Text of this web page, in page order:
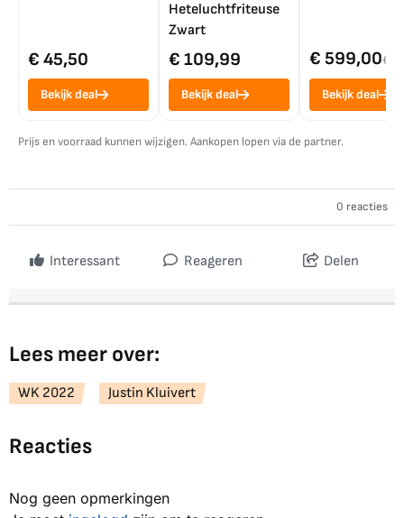
€ 45,50
Bekijk deal
Heteluchtfriteuse
Zwart
€ 109,99
Bekijk deal
€ 599,00€
Bekijk deal
Prijs en voorraad kunnen wijzigen. Aankopen lopen via de partner.
0 reacties
Interessant Reageren Delen
Lees meer over:
WK 2022 Justin Kluivert
Reacties
Nog geen opmerkingen